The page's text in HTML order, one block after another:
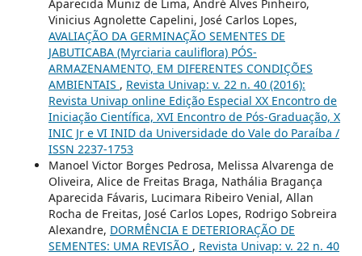
Aparecida Muniz de Lima, André Alves Pinheiro,
Vinicius Agnolette Capelini, José Carlos Lopes,
AVALIAÇÃO DA GERMINAÇÃO SEMENTES DE
JABUTICABA (Myrciaria cauliflora) PÓS-
ARMAZENAMENTO, EM DIFERENTES CONDIÇÕES
AMBIENTAIS , Revista Univap: v. 22 n. 40 (2016):
Revista Univap online Edição Especial XX Encontro de
Iniciação Científica, XVI Encontro de Pós-Graduação, X
INIC Jr e VI INID da Universidade do Vale do Paraíba /
ISSN 2237-1753
Manoel Victor Borges Pedrosa, Melissa Alvarenga de
Oliveira, Alice de Freitas Braga, Nathália Bragança
Aparecida Fávaris, Lucimara Ribeiro Venial, Allan
Rocha de Freitas, José Carlos Lopes, Rodrigo Sobreira
Alexandre, DORMÊNCIA E DETERIORAÇÃO DE
SEMENTES: UMA REVISÃO , Revista Univap: v. 22 n. 40